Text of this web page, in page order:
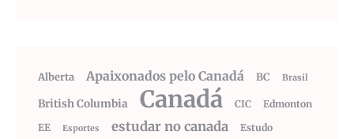
Alberta Apaixonados pelo Canadá BC Brasil
British Columbia Canadá CIC
Edmonton
EE
Esportes estudar no canada Estudo